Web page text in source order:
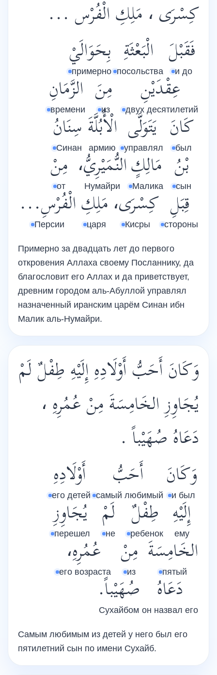
كِسْرَى ، مَلِكِ الْفُرْس ...
فَقَبْلَ
и до
الْبَعْثَةِ
посольства
بِحَوَالَيْ
примерно
عِقْدَيْنِ
двух десятилетий
مِنَ
из
الزَّمَانِ
времени
كَانَ
был
يَتَوَلَّى
управлял
الْأُبُلَّةَ
армию
سِنَانُ
Синан
بْنُ
сын
مَالِكٍ
Малика
النُّمَيْرِيُّ،
Нумайри
مِنْ
от
قِبَلِ
стороны
كِسْرَى،
Кисры
مَلِكِ
царя
الْفُرْسِ...
Персии
Примерно за двадцать лет до первого
откровения Аллаха своему Посланнику, да
благословит его Аллах и да приветствует,
древним городом аль-Абуллой управлял
назначенный иранским царём Синан ибн
Малик аль-Нумайри.
وَكَانَ أَحَبُّ أَوْلَادِهِ إِلَيْهِ طِفْلٌ لَمْ
يُجَاوِزِ الخَامِسَةَ مِنْ عُمُرِهِ ،
دَعَاهُ صُهَيْباً .
وَكَانَ
и был
أَحَبُّ
самый любимый
أَوْلَادِهِ
его детей
إِلَيْهِ
ему
طِفْلٌ
ребенок
لَمْ
не
يُجَاوِزِ
перешел
الخَامِسَةَ
пятый
مِنْ
из
عُمُرِهِ،
его возраста
دَعَاهُ
он назвал его
صُهَيْباً.
Сухайбом
Самым любимым из детей у него был его
пятилетний сын по имени Сухайб.